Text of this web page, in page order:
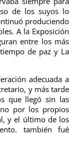
de los suyos lo
produciendo
A la Exposición
entre los más
de paz y La
adecuada a
y más tarde
que llegó sin las
por los propios
y el último de los
también fué